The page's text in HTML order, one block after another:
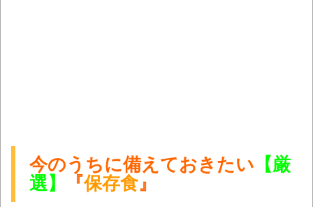
今のうちに備えておきたい 【厳
選】
『保存食』